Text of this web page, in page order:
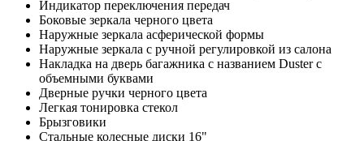
Индикатор переключения передач
Боковые зеркала черного цвета
Наружные зеркала асферической формы
Наружные зеркала с ручной регулировкой из салона
Накладка на дверь багажника с названием Duster с
объемными буквами
Дверные ручки черного цвета
Легкая тонировка стекол
Брызговики
Стальные колесные диски 16"